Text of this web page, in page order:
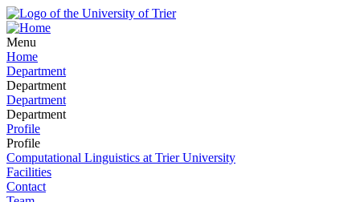
Menu
Home
Department
Department
Department
Department
Profile
Profile
Computational Linguistics at Trier University
Facilities
Contact